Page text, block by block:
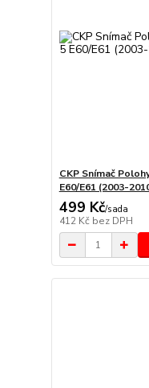
CKP Snímač
E60/E61 (2003-
499 Kč/sada
412 Kč bez DPH